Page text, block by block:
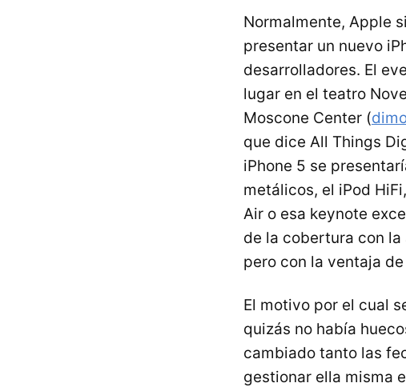
Normalmente, Apple
presentar un nuevo
desarrolladores. El
lugar en el teatro
Moscone Center (
que dice All Things
iPhone 5 se
metálicos, el iPod
Air o esa keynote
de la cobertura con la
pero con la ventaja
El motivo por el cual
quizás no había
cambiado tanto las
gestionar ella misma